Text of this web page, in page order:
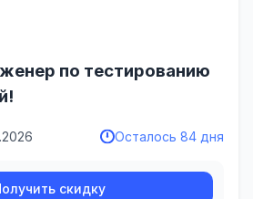
по тестированию
Осталось 84 дня
скидку